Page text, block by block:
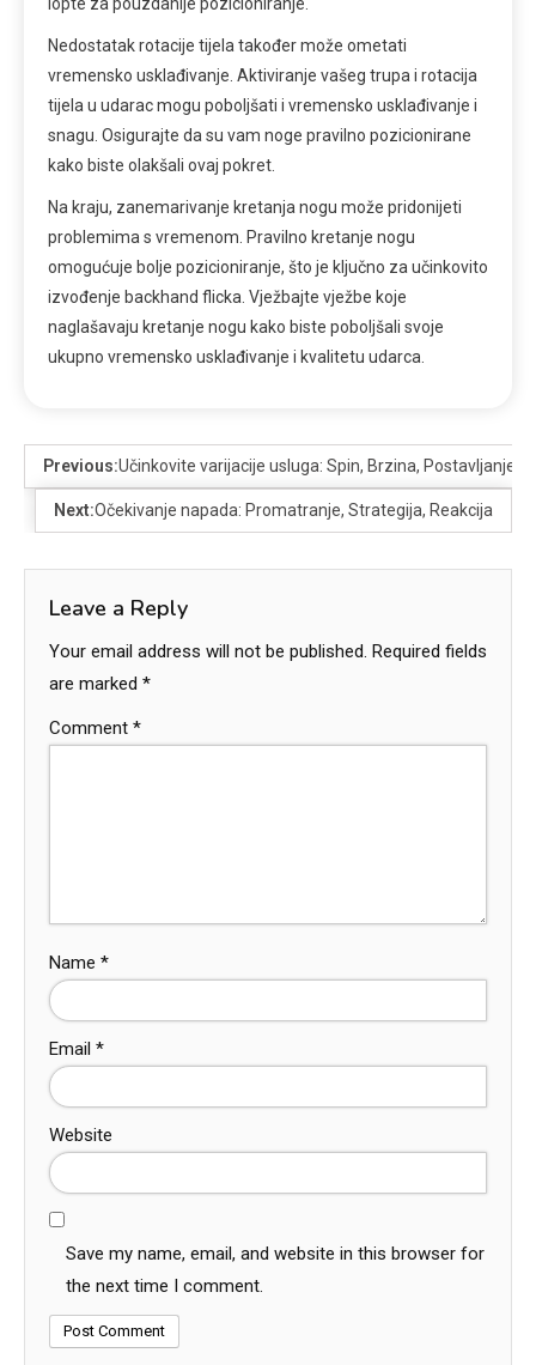
Nedostatak rotacije tijela također može ometati
vremensko usklađivanje. Aktiviranje vašeg trupa i rotacija
tijela u udarac mogu poboljšati i vremensko usklađivanje i
snagu. Osigurajte da su vam noge pravilno pozicionirane
kako biste olakšali ovaj pokret.
Na kraju, zanemarivanje kretanja nogu može pridonijeti
problemima s vremenom. Pravilno kretanje nogu
omogućuje bolje pozicioniranje, što je ključno za učinkovito
izvođenje backhand flicka. Vježbajte vježbe koje
naglašavaju kretanje nogu kako biste poboljšali svoje
ukupno vremensko usklađivanje i kvalitetu udarca.
Previous:Učinkovite varijacije usluga: Spin, Brzina, Postavljanje
Next:Očekivanje napada: Promatranje, Strategija, Reakcija
Leave a Reply
Your email address will not be published. Required fields
are marked *
Comment *
Name *
Email *
Website
Save my name, email, and website in this browser for
the next time I comment.